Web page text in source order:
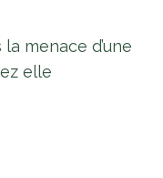
menace d’une
elle